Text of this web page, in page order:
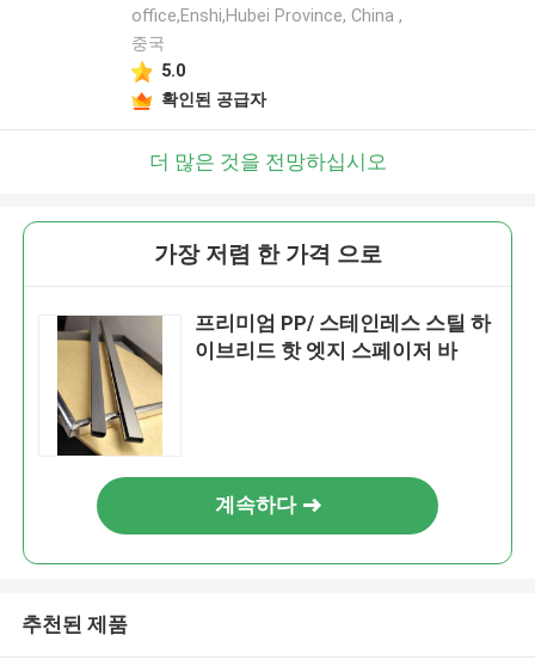
office,Enshi,Hubei Province, China ,
중국
5.0
확인된 공급자
더 많은 것을 전망하십시오
가장 저렴 한 가격 으로
프리미엄 PP/ 스테인레스 스틸 하
이브리드 핫 엣지 스페이저 바
계속하다
추천된 제품